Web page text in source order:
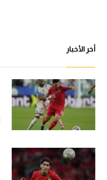
أخر الأخبار